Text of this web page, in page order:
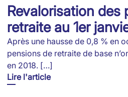
Revalorisation des
retraite au 1er
Après une hausse de 0,8 % en
pensions de retraite de base
en 2018. […]
Lire l'article